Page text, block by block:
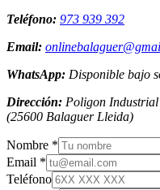
Teléfono: 973 939 392
Email:
WhatsApp: Disponible bajo
Dirección: Poligon
(25600 Balaguer Lleida)
Nombre *
Email *
Teléfono